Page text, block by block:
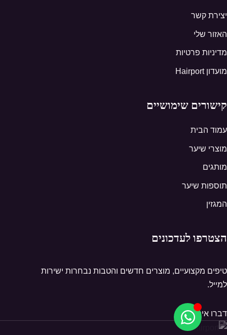
יצירת קשר
האזור שלי
מדיניות פרטיות
מועדון Hairport
קישורים שימושיים
עמוד הבית
מוצרי שיער
מותגים
תוספות שיער
המגזין
הצטרפו לעדכונים
טיפים מקצועיים, מוצרים חדשים והטבות נבחרות ישירות
למייל.
דברו איתנו